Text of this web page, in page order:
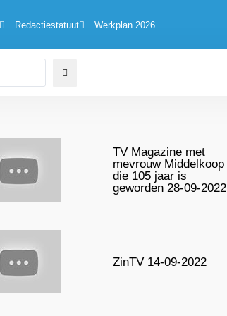
Redactiestatuut Werkplan 2026
TV Magazine met
mevrouw Middelkoop
die 105 jaar is
geworden 28-09-2022
ZinTV 14-09-2022